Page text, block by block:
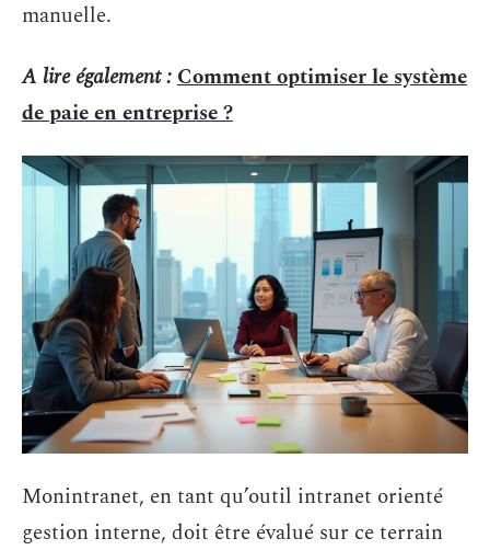
manuelle.
A lire également :Comment optimiser le système
de paie en entreprise ?
Monintranet, en tant qu’outil intranet orienté
gestion interne, doit être évalué sur ce terrain